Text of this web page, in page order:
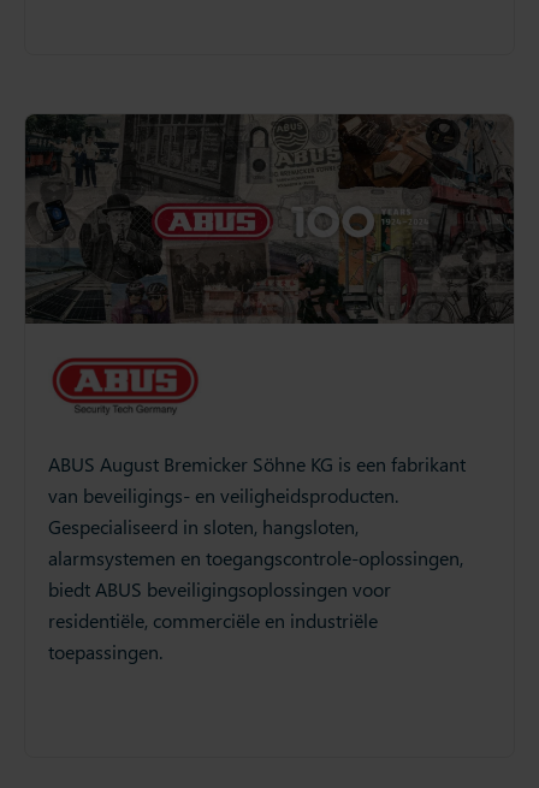
ABUS August Bremicker Söhne KG is een fabrikant
van beveiligings- en veiligheidsproducten.
Gespecialiseerd in sloten, hangsloten,
alarmsystemen en toegangscontrole-oplossingen,
biedt ABUS beveiligingsoplossingen voor
residentiële, commerciële en industriële
toepassingen.